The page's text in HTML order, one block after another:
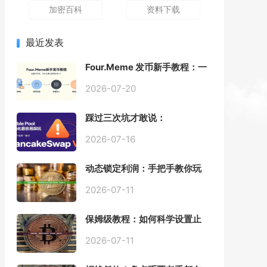
加密百科 资料下载
最近发表
Four.Meme 发币新手教程：一
动踩坑
2026-07-20
踩过三次坑才敢说：
Pool 最容易翻车的不是手续
2026-07-16
动态锁定利润：手把手教你玩
2026-07-11
保姆级教程：如何科学设置止
2026-07-11